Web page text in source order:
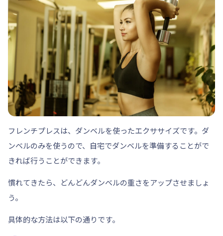
フレンチプレスは、 ダンベルを使ったエクササイズです。ダ
ンベルのみを使うので、自宅でダンベルを準備することがで
きれば行うことができます。
慣れてきたら、どんどんダンベルの重さをアップさせましょ
う。
具体的な方法は以下の通りです。